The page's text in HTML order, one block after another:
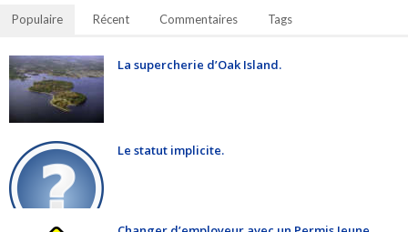
Populaire Récent Commentaires Tags
La supercherie d’Oak Island.
Le statut implicite.